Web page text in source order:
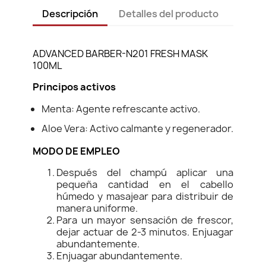
Descripción Detalles del producto
ADVANCED BARBER-N201 FRESH MASK
100ML
Principos activos
Menta: Agente refrescante activo.
Aloe Vera: Activo calmante y regenerador.
MODO DE EMPLEO
Después del champú aplicar una
pequeña cantidad en el cabello
húmedo y masajear para distribuir de
manera uniforme.
Para un mayor sensación de frescor,
dejar actuar de 2-3 minutos. Enjuagar
abundantemente.
Enjuagar abundantemente.